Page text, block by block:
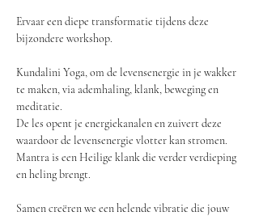
Ervaar een diepe transformatie tijdens deze
bijzondere workshop.
Kundalini Yoga, om de levensenergie in je wakker
te maken, via ademhaling, klank, beweging en
meditatie.
De les opent je energiekanalen en zuivert deze
waardoor de levensenergie vlotter kan stromen.
Mantra is een Heilige klank die verder verdieping
en heling brengt.
Samen creëren we een helende vibratie die jouw